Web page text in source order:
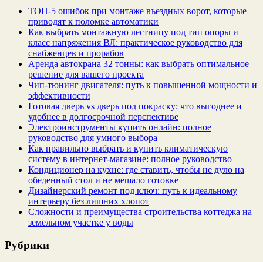
ТОП-5 ошибок при монтаже въездных ворот, которые
приводят к поломке автоматики
Как выбрать монтажную лестницу под тип опоры и
класс напряжения ВЛ: практическое руководство для
снабженцев и прорабов
Аренда автокрана 32 тонны: как выбрать оптимальное
решение для вашего проекта
Чип‑тюнинг двигателя: путь к повышенной мощности и
эффективности
Готовая дверь vs дверь под покраску: что выгоднее и
удобнее в долгосрочной перспективе
Электроинструменты купить онлайн: полное
руководство для умного выбора
Как правильно выбрать и купить климатическую
систему в интернет‑магазине: полное руководство
Кондиционер на кухне: где ставить, чтобы не дуло на
обеденный стол и не мешало готовке
Дизайнерский ремонт под ключ: путь к идеальному
интерьеру без лишних хлопот
Сложности и преимущества строительства коттеджа на
земельном участке у воды
Рубрики